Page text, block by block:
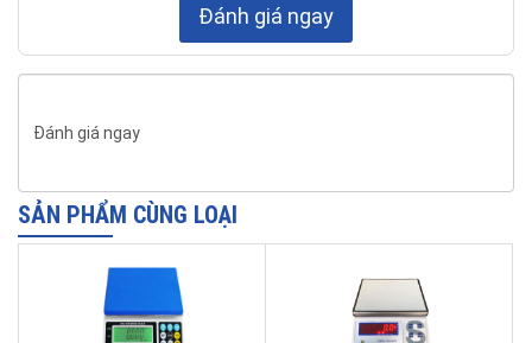
- Đĩa cân được làm bằng thép không gỉ, có thể tháo rới vệ sinh
Cân TSEsử dụng pin sạc, thời gian sử dụng lâu dài, tính di
- Phím nhấn nhẹ, êm, thiết kế khoa học, dễ dàng thao tác.
- Cổng giao tiếp RS232, giúp bạn dễ dàng kết nối với máy tính,
máy in, và các thiết bị cân điện tử khác.
- Các chức năng chính của
cân điện tử JZC TSE
: cân trọng
lượng, trừ bì, cân kiểm tra, báo pin.
Đánh giá ngay
Đánh giá ngay
SẢN PHẨM CÙNG LOẠI